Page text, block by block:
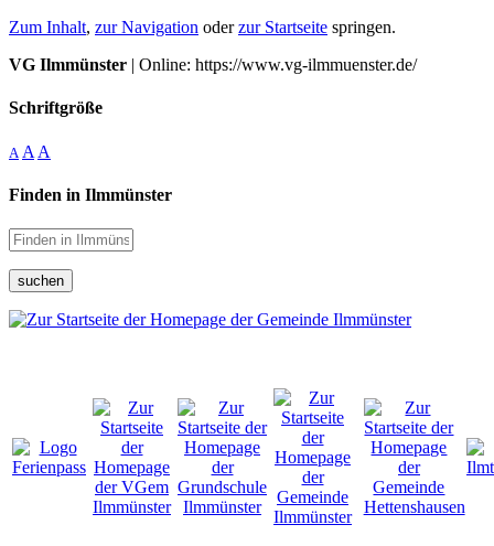
Zum Inhalt, zur Navigation oderzur Startseite springen.
VG Ilmmünster | Online: https://www.vg-ilmmuenster.de/
Schriftgröße
A A A
Finden in Ilmmünster
suchen